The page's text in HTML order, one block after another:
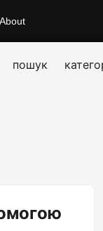
About
пошук